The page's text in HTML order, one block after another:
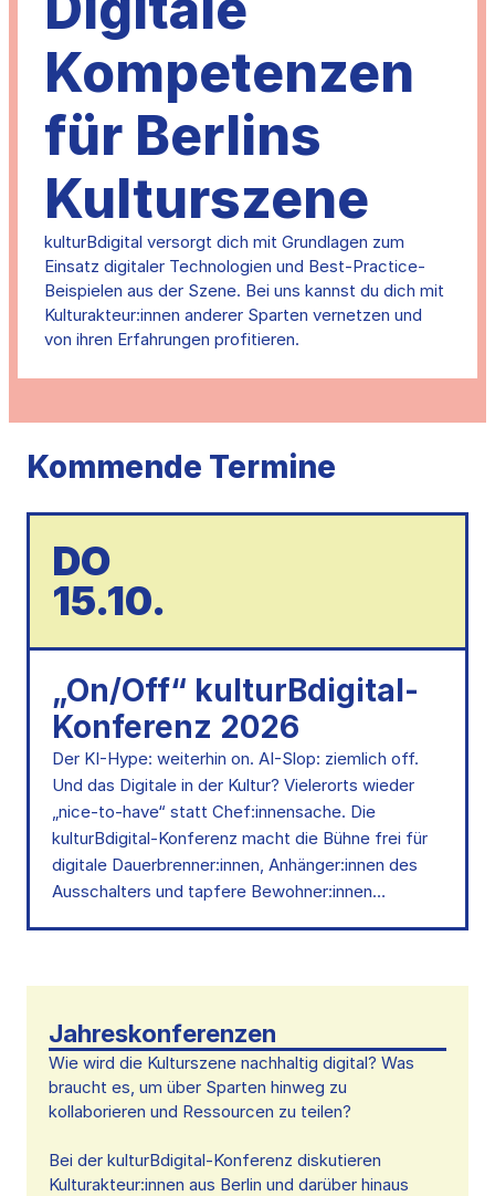
Kompetenzen
für Berlins
Kulturszene
kulturBdigital versorgt dich mit Grundlagen zum
Einsatz digitaler Technologien und Best-Practice-
Beispielen aus der Szene. Bei uns kannst du dich mit
Kulturakteur:innen anderer Sparten vernetzen und
von ihren Erfahrungen profitieren.
Kommende Termine
DO
15.10.
„On/Off“ kulturBdigital-
Konferenz 2026
Der KI-Hype: weiterhin on. AI-Slop: ziemlich off.
Und das Digitale in der Kultur? Vielerorts wieder
„nice-to-have“ statt Chef:innensache. Die
kulturBdigital-Konferenz macht die Bühne frei für
digitale Dauerbrenner:innen, Anhänger:innen des
Ausschalters und tapfere Bewohner:innen…
Jahreskonferenzen
Wie wird die Kulturszene nachhaltig digital? Was
braucht es, um über Sparten hinweg zu
kollaborieren und Ressourcen zu teilen?
Bei der kulturBdigital-Konferenz diskutieren
Kulturakteur:innen aus Berlin und darüber hinaus